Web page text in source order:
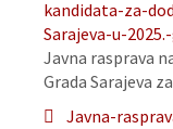
kandidata-za-
Sarajeva-u-
Javna rasprava
Grada Sarajeva
Javna-